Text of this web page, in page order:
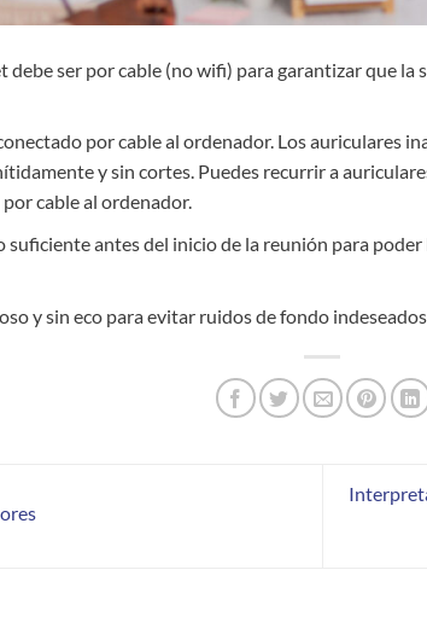
ser por cable (no wifi) para garantizar que la
por cable al ordenador. Los auriculares
y sin cortes. Puedes recurrir a
cable al ordenador.
antes del inicio de la reunión para
y sin eco para evitar ruidos de fondo indeseados.